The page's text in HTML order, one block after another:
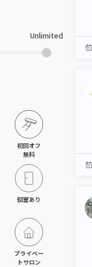
Unlimited
初回オフ
無料
個室あり
プライベー
トサロン